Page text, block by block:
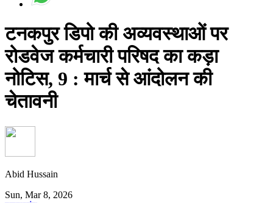
टनकपुर डिपो की अव्यवस्थाओं पर
रोडवेज कर्मचारी परिषद का कड़ा
नोटिस, 9 : मार्च से आंदोलन की
चेतावनी
Abid Hussain
Sun, Mar 8, 2026